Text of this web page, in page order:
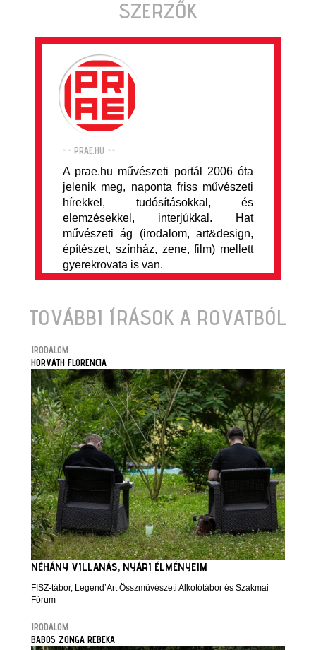
SZERZŐK
-- PRAE.HU --
A prae.hu művészeti portál 2006 óta
jelenik meg, naponta friss művészeti
hírekkel, tudósításokkal, és
elemzésekkel, interjúkkal. Hat
művészeti ág (irodalom, art&design,
építészet, színház, zene, film) mellett
gyerekrovata is van.
TOVÁBBI ÍRÁSOK A ROVATBÓL
IRODALOM
HORVÁTH FLORENCIA
NÉHÁNY VILLANÁS, NYÁRI ÉLMÉNYEIM
FISZ-tábor, Legend’Art Összművészeti Alkotótábor és Szakmai
Fórum
IRODALOM
BABOS ZONGA REBEKA